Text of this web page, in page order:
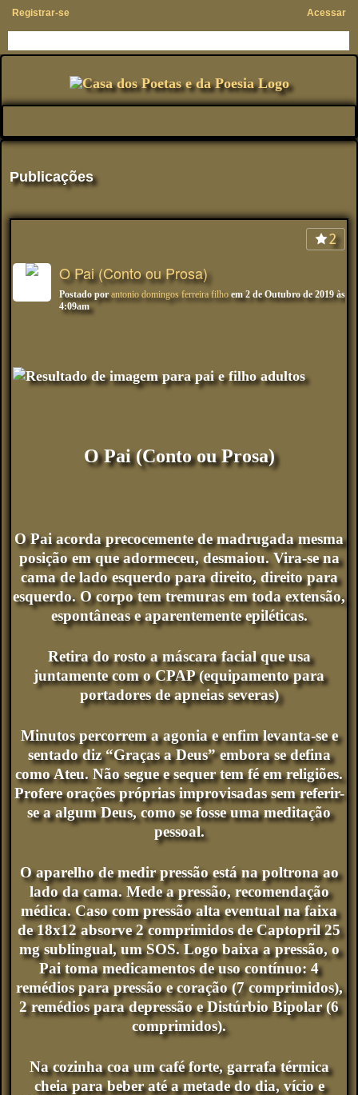
Registrar-se Acessar
Publicações
2
O Pai (Conto ou Prosa)
Postado porantonio domingos ferreira filho em 2 de Outubro de 2019 às
4:09am
O Pai (Conto ou Prosa)
O Pai acorda precocemente de madrugada mesma
posição em que adormeceu, desmaiou. Vira-se na
cama de lado esquerdo para direito, direito para
esquerdo. O corpo tem tremuras em toda extensão,
espontâneas e aparentemente epiléticas.
Retira do rosto a máscara facial que usa
juntamente com o CPAP (equipamento para
portadores de apneias severas)
Minutos percorrem a agonia e enfim levanta-se e
sentado diz “Graças a Deus” embora se defina
como Ateu. Não segue e sequer tem fé em religiões.
Profere orações próprias improvisadas sem referir-
se a algum Deus, como se fosse uma meditação
pessoal.
O aparelho de medir pressão está na poltrona ao
lado da cama. Mede a pressão, recomendação
médica. Caso com pressão alta eventual na faixa
de 18x12 absorve 2 comprimidos de Captopril 25
mg sublingual, um SOS. Logo baixa a pressão, o
Pai toma medicamentos de uso contínuo: 4
remédios para pressão e coração (7 comprimidos),
2 remédios para depressão e Distúrbio Bipolar (6
comprimidos).
Na cozinha coa um café forte, garrafa térmica
cheia para beber até a metade do dia, vício e